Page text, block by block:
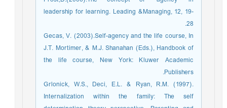
leadership for learning. Leading &Managing, 12, 19-
28.
Gecas, V. (2003).Self-agency and the life course, In
J.T. Mortimer, & M.J. Shanahan (Eds.), Handbook of
the life course, New York: Kluwer Academic
Publishers.
Grlonick, W.S., Deci, E.L. & Ryan, R.M. (1997).
Internalization within the family: The self